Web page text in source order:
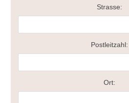
Strasse:
Postleitzahl:
Ort: